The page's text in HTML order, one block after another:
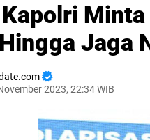
Jaga
2023, 22:34 WIB